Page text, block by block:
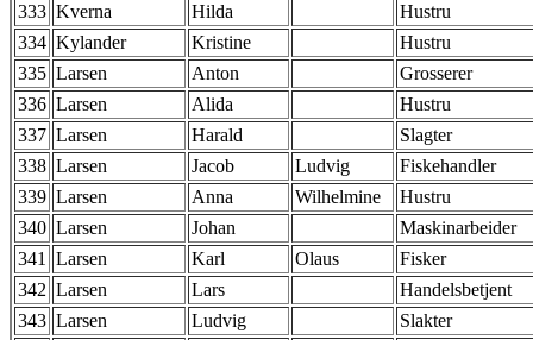
333 Kverna Hilda
Hustru
334 Kylander Kristine
Hustru
335 Larsen Anton
Grosserer
336 Larsen Alida
Hustru
337 Larsen Harald
Slagter
338 Larsen Jacob Ludvig
Fiskehandler
339 Larsen Anna Wilhelmine
Hustru
340 Larsen Johan
Maskinarbeider
341 Larsen Karl Olaus
Fisker
342 Larsen Lars
Handelsbetjent
343 Larsen Ludvig
Slakter